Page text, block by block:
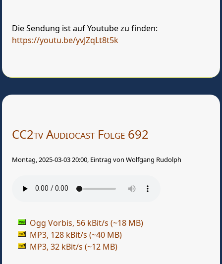
Die Sendung ist auf Youtube zu finden:
https://youtu.be/yvJZqLt8t5k
CC2tv Audiocast Folge 692
Montag, 2025-03-03 20:00, Eintrag von Wolfgang Rudolph
Ogg Vorbis, 56 kBit/s (~18 MB)
MP3, 128 kBit/s (~40 MB)
MP3, 32 kBit/s (~12 MB)